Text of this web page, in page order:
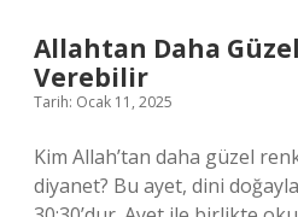
Allahtan Daha
Verebilir
Tarih: Ocak 11, 2025
Kim Allah’tan daha güzel
diyanet? Bu ayet, dini